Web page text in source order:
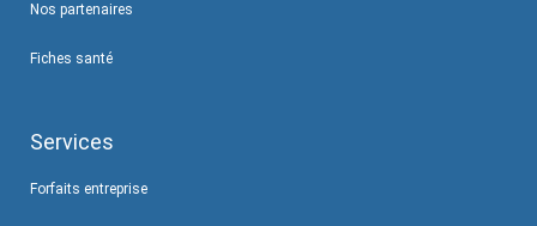
Nos partenaires
Fiches santé
Services
Forfaits entreprise